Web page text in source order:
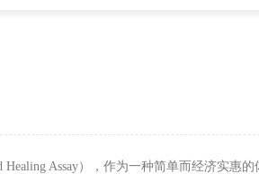
Healing Assay），作为一种简单而经济实惠